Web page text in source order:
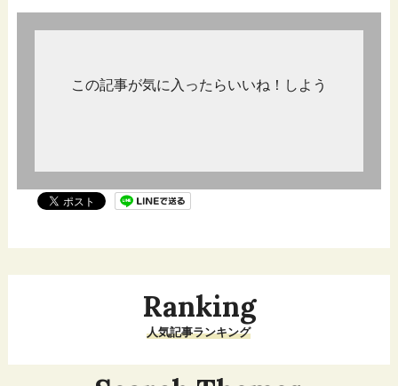
この記事が気に入ったらいいね！しよう
Ranking
人気記事ランキング